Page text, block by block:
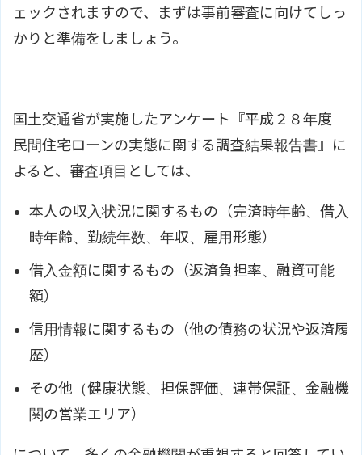
ェックされますので、まずは事前審査に向けてしっ
かりと準備をしましょう。
国土交通省が実施したアンケート『平成２８年度
民間住宅ローンの実態に関する調査結果報告書』に
よると、審査項目としては、
本人の収入状況に関するもの（完済時年齢、借入
時年齢、勤続年数、年収、雇用形態）
借入金額に関するもの（返済負担率、融資可能
額）
信用情報に関するもの（他の債務の状況や返済履
歴）
その他（健康状態、担保評価、連帯保証、金融機
関の営業エリア）